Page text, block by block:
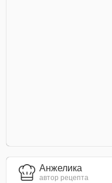
Анжелика
автор рецепта